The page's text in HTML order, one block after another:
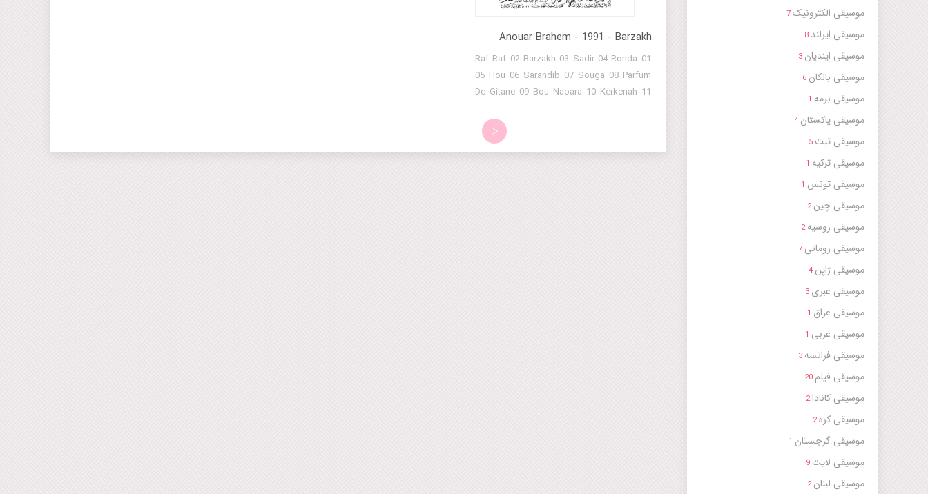
موسیقی الکترونیک
موسیقی ایرلند
موسیقی ایندیان
موسیقی بالکان
موسیقی برمه
موسیقی پاکستان
موسیقی تبت
موسیقی ترکیه
موسیقی تونس
موسیقی چین2
موسیقی روسیه2
موسیقی رومانی
موسیقی ژاپن
موسیقی عبری
موسیقی عراق
موسیقی عربی
موسیقی فرانسه
موسیقی فیلم
موسیقی کانادا2
موسیقی کره2
موسیقی گرجستان
موسیقی لایت
موسیقی لبنان2
Anouar Brahem - 1991 - Barzakh
01 Raf Raf 02 Barzakh 03 Sadir 04 Ronda
05 Hou 06 Sarandib 07 Souga 08 Parfum
De Gitane 09 Bou Naoara 10 Kerkenah 11